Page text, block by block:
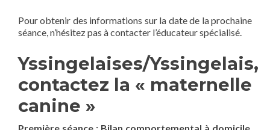
Pour obtenir des informations sur la date de la prochaine
séance, n’hésitez pas à contacter l’éducateur spécialisé.
Yssingelaises/Yssingelais,
contactez la « maternelle
canine »